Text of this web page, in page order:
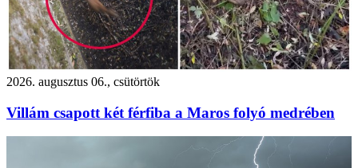
2026. augusztus 06., csütörtök
Villám csapott két férfiba a Maros folyó medrében